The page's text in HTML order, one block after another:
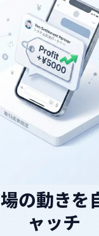
の動きを
ャッチ